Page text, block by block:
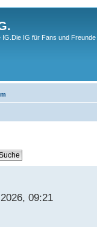
IG.Die IG für Fans und
09:21